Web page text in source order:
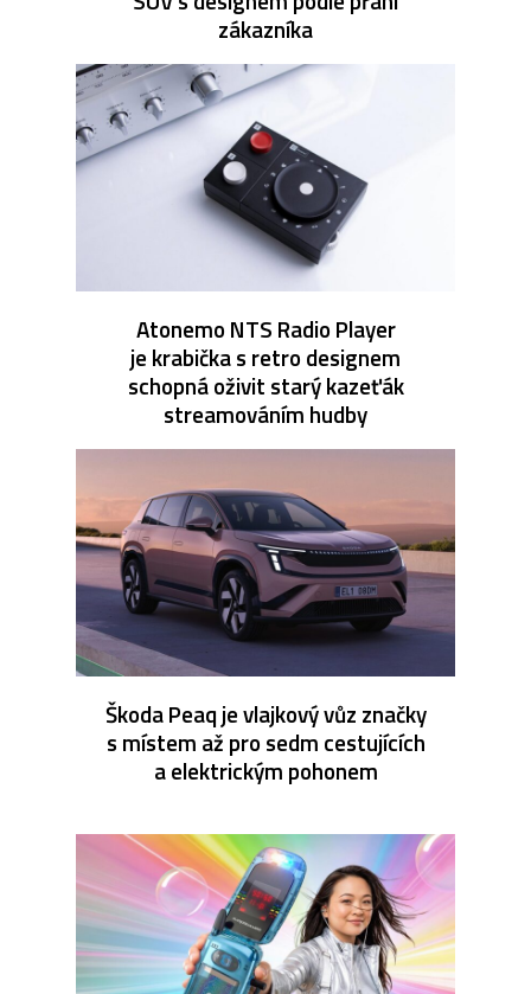
zákazníka
Atonemo NTS Radio Player
je krabička s retro designem
schopná oživit starý kazeťák
streamováním hudby
Škoda Peaq je vlajkový vůz značky
s místem až pro sedm cestujících
a elektrickým pohonem